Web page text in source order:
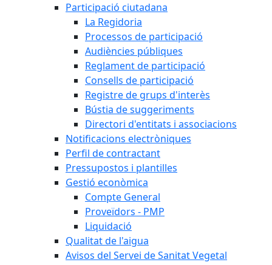
Participació ciutadana
La Regidoria
Processos de participació
Audiències públiques
Reglament de participació
Consells de participació
Registre de grups d'interès
Bústia de suggeriments
Directori d'entitats i associacions
Notificacions electròniques
Perfil de contractant
Pressupostos i plantilles
Gestió econòmica
Compte General
Proveïdors - PMP
Liquidació
Qualitat de l'aigua
Avisos del Servei de Sanitat Vegetal